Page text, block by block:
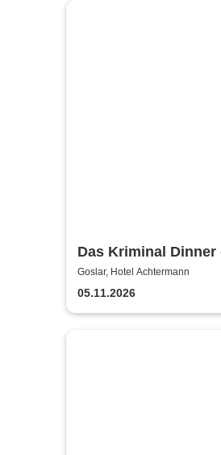
Das Kriminal Dinner
Aussage: Mord!
Goslar, Hotel Achtermann
05.11.2026